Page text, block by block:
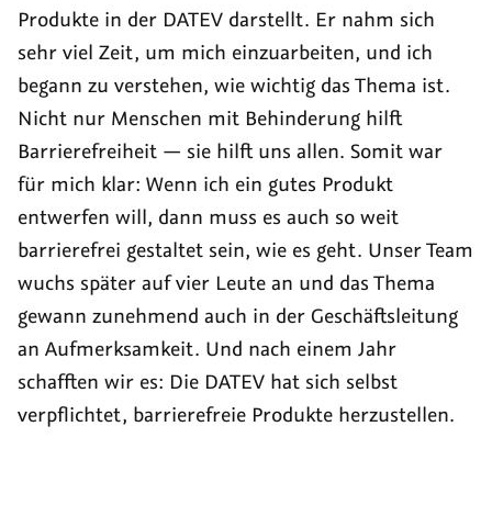
Produkte in der DATEV darstellt. Er nahm sich
sehr viel Zeit, um mich einzuarbeiten, und ich
begann zu verstehen, wie wichtig das Thema ist.
Nicht nur Menschen mit Behinderung hilft
Barrierefreiheit — sie hilft uns allen. Somit war
für mich klar: Wenn ich ein gutes Produkt
entwerfen will, dann muss es auch so weit
barrierefrei gestaltet sein, wie es geht. Unser Team
wuchs später auf vier Leute an und das Thema
gewann zunehmend auch in der Geschäftsleitung
an Aufmerksamkeit. Und nach einem Jahr
schafften wir es: Die DATEV hat sich selbst
verpflichtet, barrierefreie Produkte herzustellen.